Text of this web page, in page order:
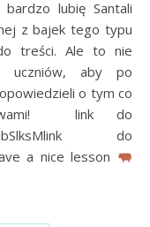
lubię Santali
z bajek tego typu
treści. Ale to nie
uczniów, aby po
o tym co
link do
do
a nice lesson